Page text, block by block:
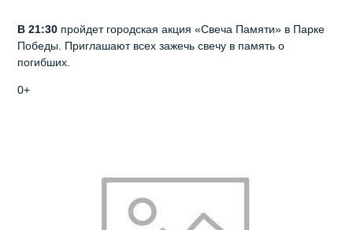
В 21:30 пройдет городская акция «Свеча Памяти» в Парке
Победы. Приглашают всех зажечь свечу в память о
погибших.
0+